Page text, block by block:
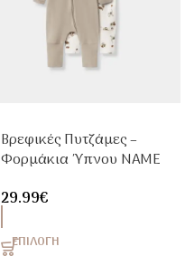
Βρεφικές Πυτζάμες –
Φορμάκια Ύπνου NAME
Φερμουάρ
29.99€
ΕΠΙΛΟΓΉ